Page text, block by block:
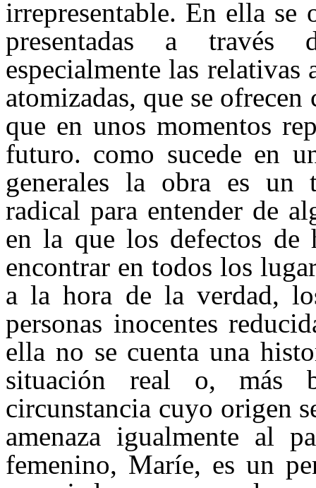
irrepresentable. En ella se
presentadas a través
especialmente las
atomizadas, que se
que en unos momentos
futuro. como sucede en
generales la obra es un
radical para entender de
en la que los defectos de
encontrar en todos los
a la hora de la verdad,
personas inocentes
ella no se cuenta una
situación real o, más
circunstancia cuyo origen
amenaza igualmente al
femenino, Maríe, es un